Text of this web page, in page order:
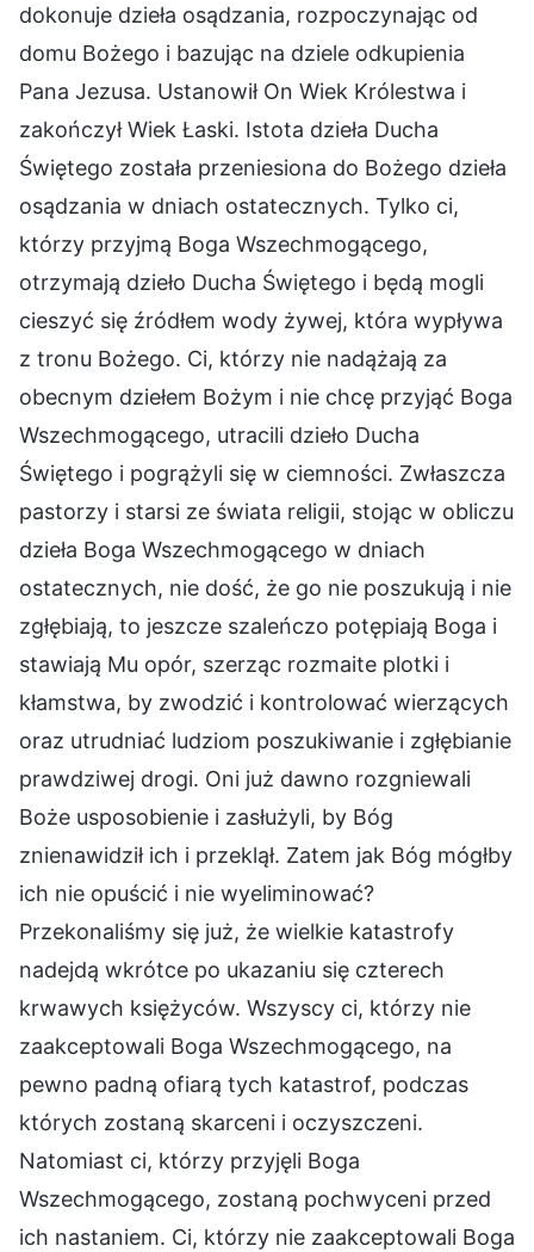
dokonuje dzieła osądzania, rozpoczynając od
domu Bożego i bazując na dziele odkupienia
Pana Jezusa. Ustanowił On Wiek Królestwa i
zakończył Wiek Łaski. Istota dzieła Ducha
Świętego została przeniesiona do Bożego dzieła
osądzania w dniach ostatecznych. Tylko ci,
którzy przyjmą Boga Wszechmogącego,
otrzymają dzieło Ducha Świętego i będą mogli
cieszyć się źródłem wody żywej, która wypływa
z tronu Bożego. Ci, którzy nie nadążają za
obecnym dziełem Bożym i nie chcę przyjąć Boga
Wszechmogącego, utracili dzieło Ducha
Świętego i pogrążyli się w ciemności. Zwłaszcza
pastorzy i starsi ze świata religii, stojąc w obliczu
dzieła Boga Wszechmogącego w dniach
ostatecznych, nie dość, że go nie poszukują i nie
zgłębiają, to jeszcze szaleńczo potępiają Boga i
stawiają Mu opór, szerząc rozmaite plotki i
kłamstwa, by zwodzić i kontrolować wierzących
oraz utrudniać ludziom poszukiwanie i zgłębianie
prawdziwej drogi. Oni już dawno rozgniewali
Boże usposobienie i zasłużyli, by Bóg
znienawidził ich i przeklął. Zatem jak Bóg mógłby
ich nie opuścić i nie wyeliminować?
Przekonaliśmy się już, że wielkie katastrofy
nadejdą wkrótce po ukazaniu się czterech
krwawych księżyców. Wszyscy ci, którzy nie
zaakceptowali Boga Wszechmogącego, na
pewno padną ofiarą tych katastrof, podczas
których zostaną skarceni i oczyszczeni.
Natomiast ci, którzy przyjęli Boga
Wszechmogącego, zostaną pochwyceni przed
ich nastaniem. Ci, którzy nie zaakceptowali Boga